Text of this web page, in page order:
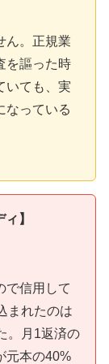
ん。正規業
を謳った時
いても、実
なっている
】
で信用して
まれたのは
。月1返済の
元本の40%